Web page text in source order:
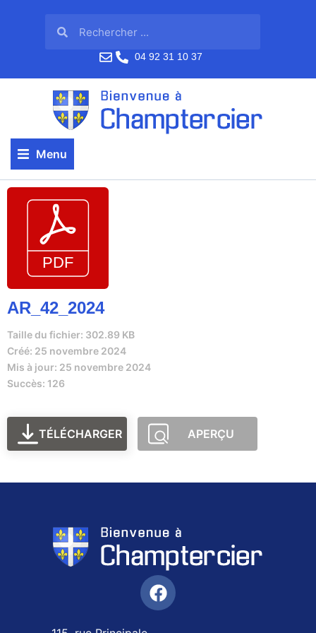
04 92 31 10 37
Menu
AR_42_2024
Taille du fichier: 302.89 KB
Créé: 25 novembre 2024
Mis à jour: 25 novembre 2024
Succès: 126
TÉLÉCHARGER APERÇU